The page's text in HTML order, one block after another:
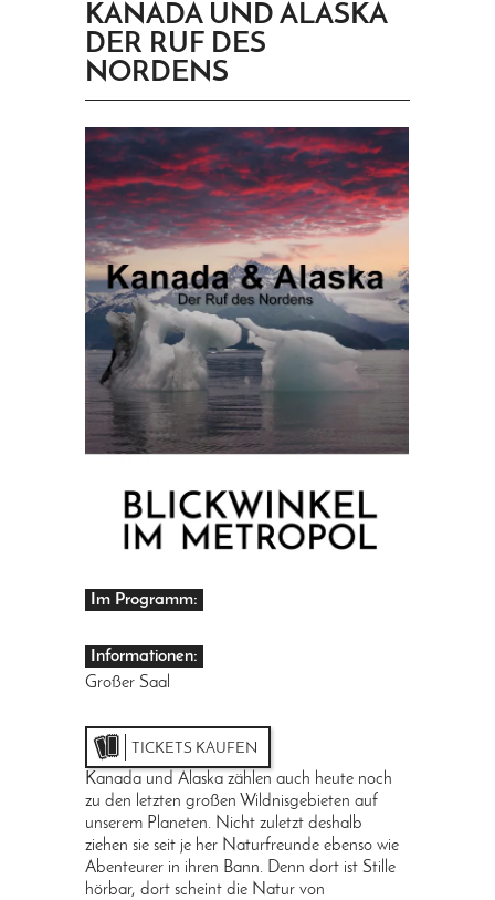
KANADA UND ALASKA
DER RUF DES
NORDENS
Im Programm:
Informationen:
Großer Saal
TICKETS KAUFEN
Kanada und Alaska zählen auch heute noch
zu den letzten großen Wildnisgebieten auf
unserem Planeten. Nicht zuletzt deshalb
ziehen sie seit je her Naturfreunde ebenso wie
Abenteurer in ihren Bann. Denn dort ist Stille
hörbar, dort scheint die Natur von